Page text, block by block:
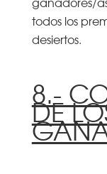
todos los
desiertos.
8.-
DE